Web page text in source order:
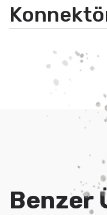
Benzer